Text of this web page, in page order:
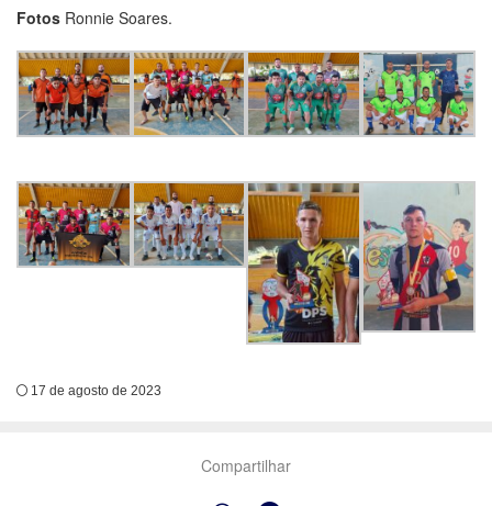
Fotos Ronnie Soares.
17 de agosto de 2023
Compartilhar